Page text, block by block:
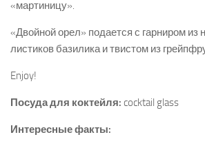
«мартиницу».
«Двойной орел» подается с гарниром из
листиков базилика и твистом из
Enjoy!
Посуда для коктейля: cocktail glass
Интересные факты: